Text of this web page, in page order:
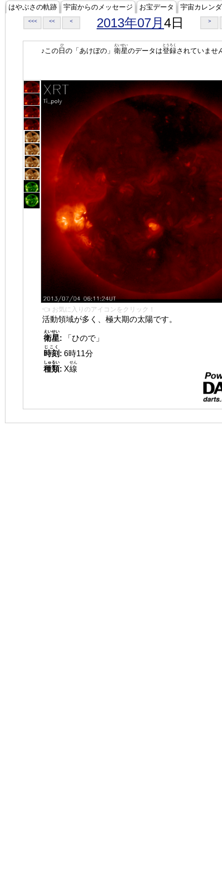
はやぶさの軌跡 宇宙からのメッセージ お宝データ 宇宙カレン
<<< << < 2013年07月 4日 >
♪この日
ひ
の「あけぼの」 衛星
えいせい
のデータは登録
とうろく
されていませ
👈 お気に入りのアイコンをクリック！
活動領域が多く、極大期の太陽です。
衛星
えいせい
:
「ひので」
時刻
じこく
: 6時11分
種類
しゅるい
: X線
せん